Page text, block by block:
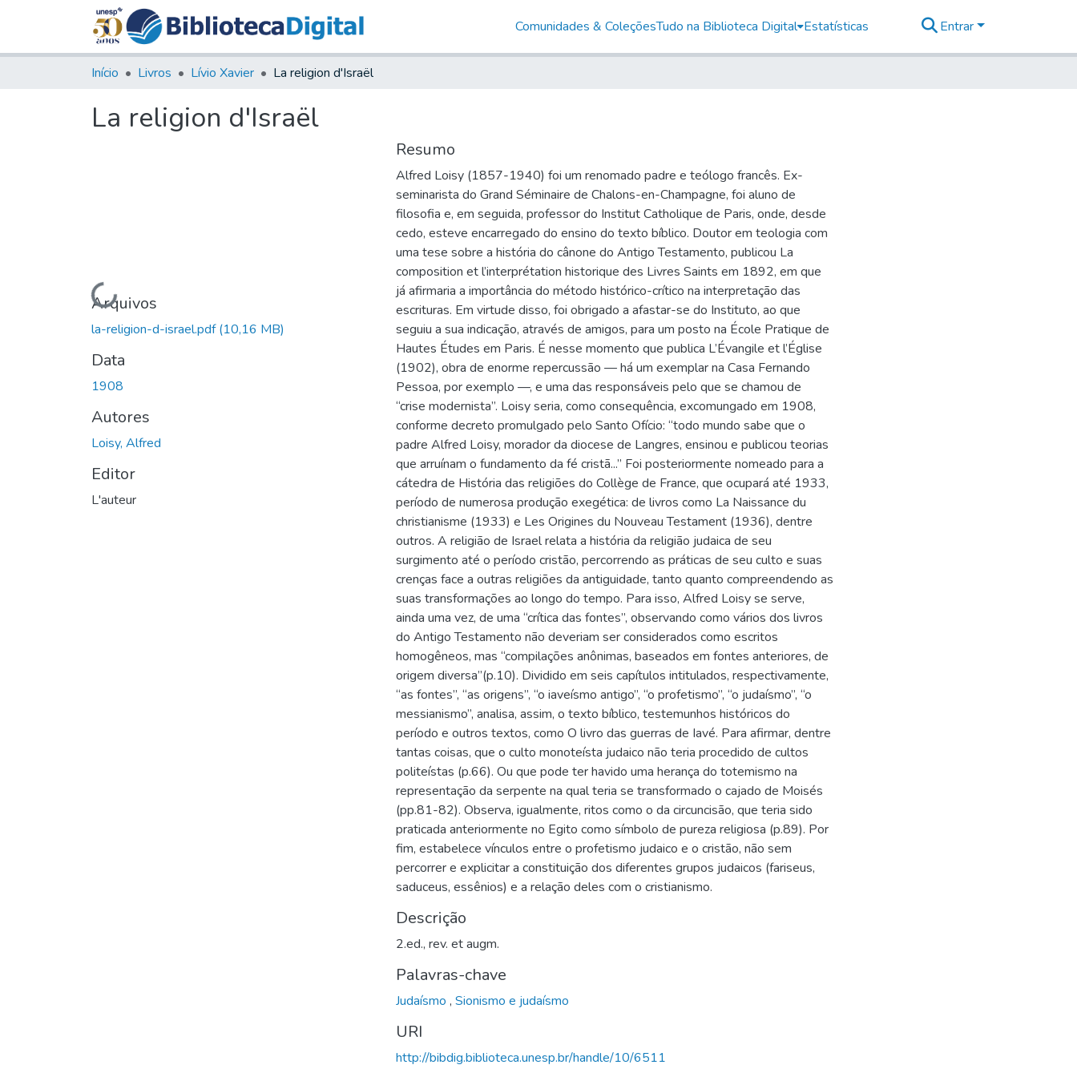
Comunidades & ColeçõesTudo na Biblioteca Digital Estatísticas Entrar
Início Livros Lívio Xavier La religion d'Israël
La religion d'Israël
Carregando...
Arquivos
la-religion-d-israel.pdf(10,16 MB)
Data
1908
Autores
Loisy, Alfred
Editor
L'auteur
Resumo
Alfred Loisy (1857-1940) foi um renomado padre e teólogo francês. Ex-
seminarista do Grand Séminaire de Chalons-en-Champagne, foi aluno de
filosofia e, em seguida, professor do Institut Catholique de Paris, onde, desde
cedo, esteve encarregado do ensino do texto bíblico. Doutor em teologia com
uma tese sobre a história do cânone do Antigo Testamento, publicou La
composition et l’interprétation historique des Livres Saints em 1892, em que
já afirmaria a importância do método histórico-crítico na interpretação das
escrituras. Em virtude disso, foi obrigado a afastar-se do Instituto, ao que
seguiu a sua indicação, através de amigos, para um posto na École Pratique de
Hautes Études em Paris. É nesse momento que publica L’Évangile et l’Église
(1902), obra de enorme repercussão — há um exemplar na Casa Fernando
Pessoa, por exemplo —, e uma das responsáveis pelo que se chamou de
“crise modernista”. Loisy seria, como consequência, excomungado em 1908,
conforme decreto promulgado pelo Santo Ofício: “todo mundo sabe que o
padre Alfred Loisy, morador da diocese de Langres, ensinou e publicou teorias
que arruínam o fundamento da fé cristã...” Foi posteriormente nomeado para a
cátedra de História das religiões do Collège de France, que ocupará até 1933,
período de numerosa produção exegética: de livros como La Naissance du
christianisme (1933) e Les Origines du Nouveau Testament (1936), dentre
outros. A religião de Israel relata a história da religião judaica de seu
surgimento até o período cristão, percorrendo as práticas de seu culto e suas
crenças face a outras religiões da antiguidade, tanto quanto compreendendo as
suas transformações ao longo do tempo. Para isso, Alfred Loisy se serve,
ainda uma vez, de uma “crítica das fontes”, observando como vários dos livros
do Antigo Testamento não deveriam ser considerados como escritos
homogêneos, mas “compilações anônimas, baseados em fontes anteriores, de
origem diversa”(p.10). Dividido em seis capítulos intitulados, respectivamente,
“as fontes”, “as origens”, “o iaveísmo antigo”, “o profetismo”, “o judaísmo”, “o
messianismo”, analisa, assim, o texto bíblico, testemunhos históricos do
período e outros textos, como O livro das guerras de Iavé. Para afirmar, dentre
tantas coisas, que o culto monoteísta judaico não teria procedido de cultos
politeístas (p.66). Ou que pode ter havido uma herança do totemismo na
representação da serpente na qual teria se transformado o cajado de Moisés
(pp.81-82). Observa, igualmente, ritos como o da circuncisão, que teria sido
praticada anteriormente no Egito como símbolo de pureza religiosa (p.89). Por
fim, estabelece vínculos entre o profetismo judaico e o cristão, não sem
percorrer e explicitar a constituição dos diferentes grupos judaicos (fariseus,
saduceus, essênios) e a relação deles com o cristianismo.
Descrição
2.ed., rev. et augm.
Palavras-chave
Judaísmo , Sionismo e judaísmo
URI
http://bibdig.biblioteca.unesp.br/handle/10/6511